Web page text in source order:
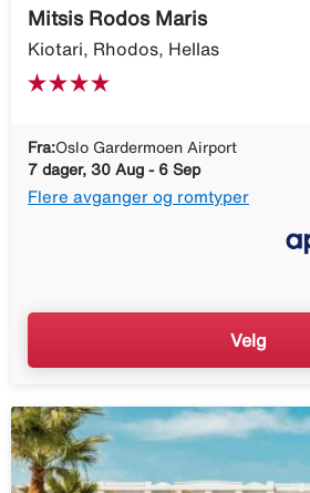
Mitsis Rodos Maris
Kiotari, Rhodos, Hellas
Fra:Oslo Gardermoen Airport
7 dager, 30 Aug - 6 Sep
Flere avganger og romtyper
Velg